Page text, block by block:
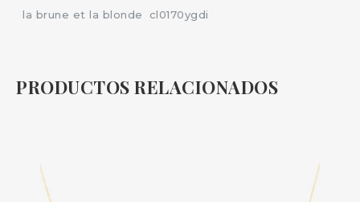
la brune et la blonde
cl0170ygdi
PRODUCTOS RELACIONADOS